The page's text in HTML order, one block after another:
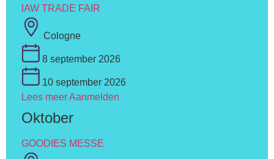
IAW TRADE FAIR
Cologne
8 september 2026
10 september 2026
Lees meerAanmelden
Oktober
GOODIES MESSE